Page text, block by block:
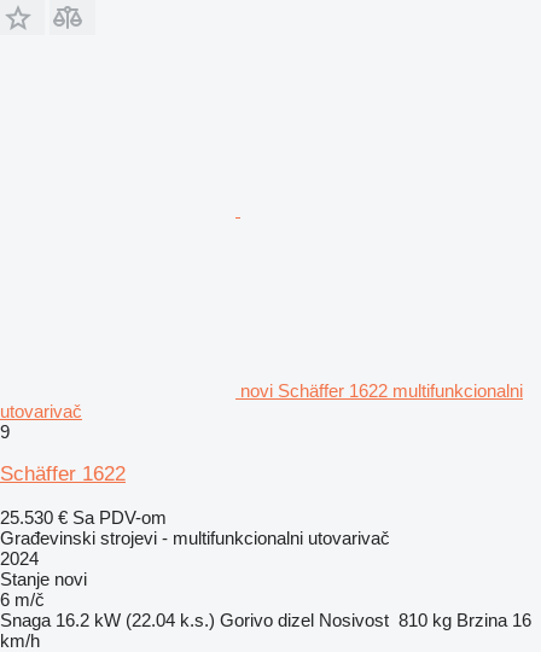
novi Schäffer 1622 multifunkcionalni
utovarivač
9
Schäffer 1622
25.530 € Sa PDV-om
Građevinski strojevi - multifunkcionalni utovarivač
2024
Stanje novi
6 m/č
Snaga 16.2 kW (22.04 k.s.) Gorivo dizel Nosivost 810 kg Brzina 16
km/h